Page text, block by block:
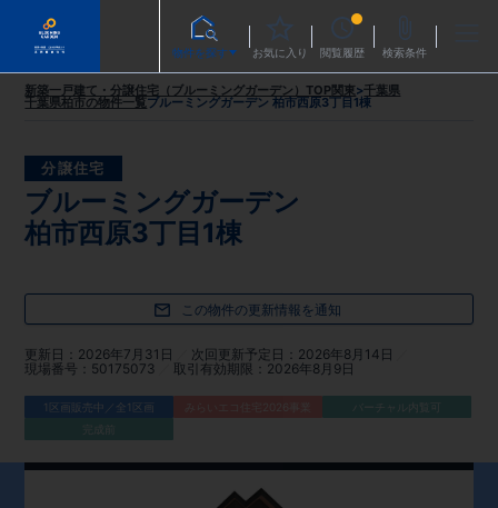
物件を探す お気に入り 閲覧履歴 検索条件
新築一戸建て・分譲住宅（ブルーミングガーデン）TOP関東>千葉県
千葉県柏市の物件一覧ブルーミングガーデン 柏市西原3丁目1棟
分譲住宅
ブルーミングガーデン
柏市西原3丁目1棟
この物件の更新情報を通知
更新日 2026年7月31日 次回更新予定日
2026年8月14日
現場番号
50175073 取引有効期限 2026年8月9日
1区画販売中／全1区画
バーチャル内覧可
完成前